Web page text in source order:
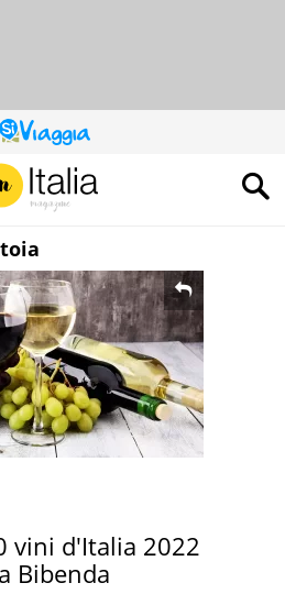
QUESTO
SITO
CONTRIBUISCE
ALL’AUDIENCE
DI
vini d'Italia 2022
Bibenda